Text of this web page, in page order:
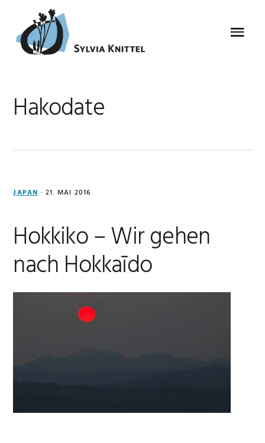
Hauptnavigation
springen
Inhalt
springen
Seitenspalte
springen
Fußzeile
springen
Menu
Hakodate
JAPAN· 21. MAI 2016
Hokkiko – Wir gehen
nach Hokkaīdo